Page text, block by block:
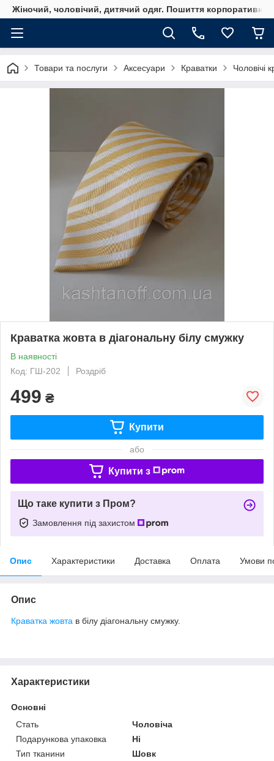
Жіночий, чоловічий, дитячий одяг. Пошиття
Товари та послуги Аксесуари Краватки Чоловічі
Краватка жовта в діагональну білу смужку
В наявності
Код: ГШ-202
Роздріб
499 ₴
Купити
або
Купити з
Що таке купити з Пром?
Замовлення під захистом
Опис Характеристики Доставка Оплата Умови
Опис
Краватка жовта в білу діагональну смужку.
Характеристики
Основні
Стать
Чоловіча
Подарункова упаковка
Ні
Тип тканини
Шовк